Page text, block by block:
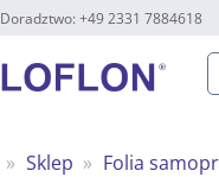
Doradztwo: +49 2331 7884618
» Sklep » Folia